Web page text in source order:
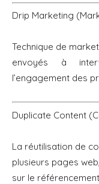
Drip Marketing
Technique de
envoyés à
l’engagement des
Duplicate Content
La réutilisation de
plusieurs pages
sur le